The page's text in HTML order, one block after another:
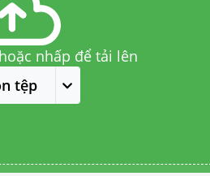
nhấp để tải lên
tệp